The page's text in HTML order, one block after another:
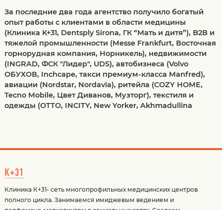
За последние два года агентство получило богатый
опыт работы с клиентами в области медицины
(Клиника K+31, Dentsply Sirona, ГК “Мать и дитя”), B2B и
тяжелой промышленности (Messe Frankfurt, Восточная
горнорудная компания, Норникель), недвижимости
(INGRAD, ФСК "Лидер", UDS), автобизнеса (Volvo
ОБУХОВ, Inchcape, такси премиум-класса Manfred),
авиации (Nordstar, Nordavia), ритейла (COZY HOME,
Tecno Mobile, Цвет Диванов, Музторг), текстиля и
одежды (OTTO, INCITY, New Yorker, Akhmadullina
К+31
Клиника К+31- сеть многопрофильных медицинских центров
полного цикла. Занимаемся имиджевым ведением и